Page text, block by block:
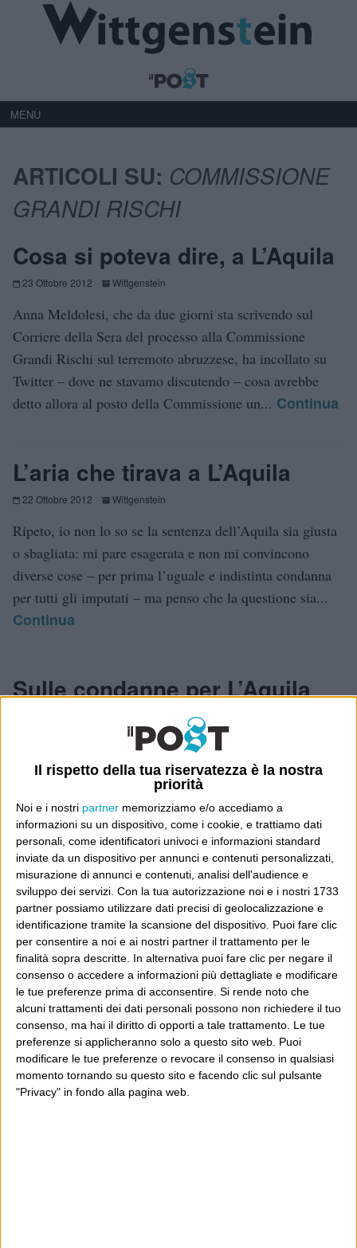
Il rispetto della tua riservatezza è la nostra
priorità
Noi e i nostri partner memorizziamo e/o accediamo a
informazioni su un dispositivo, come i cookie, e trattiamo dati
personali, come identificatori univoci e informazioni standard
inviate da un dispositivo per annunci e contenuti personalizzati,
misurazione di annunci e contenuti, analisi dell'audience e
sviluppo dei servizi. Con la tua autorizzazione noi e i nostri 1733
partner possiamo utilizzare dati precisi di geolocalizzazione e
identificazione tramite la scansione del dispositivo. Puoi fare clic
per consentire a noi e ai nostri partner il trattamento per le
finalità sopra descritte. In alternativa puoi fare clic per negare il
consenso o accedere a informazioni più dettagliate e modificare
le tue preferenze prima di acconsentire. Si rende noto che
alcuni trattamenti dei dati personali possono non richiedere il tuo
consenso, ma hai il diritto di opporti a tale trattamento. Le tue
preferenze si applicheranno solo a questo sito web. Puoi
modificare le tue preferenze o revocare il consenso in qualsiasi
momento tornando su questo sito e facendo clic sul pulsante
"Privacy" in fondo alla pagina web.
MENU
ARTICOLI SU: COMMISSIONE
GRANDI RISCHI
Cosa si poteva dire, a L’Aquila
23 Ottobre 2012 Wittgenstein
Anna Meldolesi, che da due giorni sta scrivendo sul
Corriere della Sera del processo alla Commissione
Grandi Rischi sul terremoto abruzzese, ha incollato su
Twitter – dove ne stavamo discutendo – cosa avrebbe
detto allora al posto della Commissione un... Continua
L’aria che tirava a L’Aquila
22 Ottobre 2012 Wittgenstein
Ripeto, io non lo so se la sentenza dell’Aquila sia giusta
o sbagliata: mi pare esagerata e non mi convincono
diverse cose – per prima l’uguale e indistinta condanna
per tutti gli imputati – ma penso che la questione sia...
Continua
Sulle condanne per L’Aquila
Leggo già sciocchezze sulle condanne in primo grado
della Commissione Grandi Rischi “perché non ha
previsto il terremoto”. A conferma dell’insistenza dello
“straw man argument” nel dibattito su ogni cosa. Scrive
invece su Twitter il sempre accurato Paolo Attivissimo.
Sentenza... Continua
E per i regali di Natale (del 2026!)